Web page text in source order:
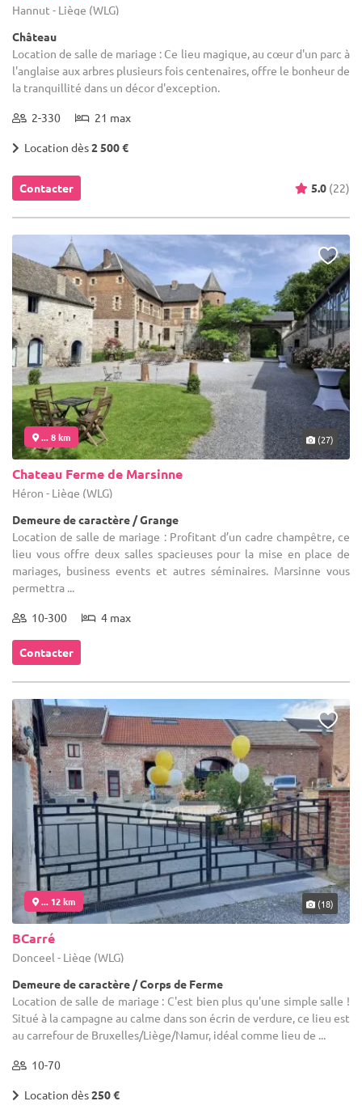
Hannut - Liège (WLG)
Château
Location de salle de mariage : Ce lieu magique, au cœur d'un parc à
l'anglaise aux arbres plusieurs fois centenaires, offre le bonheur de
la tranquillité dans un décor d'exception.
2-330 21 max
Location dès2 500 €
Contacter 5.0 (22)
... 8 km (27)
Chateau Ferme de Marsinne
Héron - Liège (WLG)
Demeure de caractère / Grange
Location de salle de mariage : Profitant d’un cadre champêtre, ce
lieu vous offre deux salles spacieuses pour la mise en place de
mariages, business events et autres séminaires. Marsinne vous
permettra ...
10-300 4 max
Contacter
... 12 km (18)
BCarré
Donceel - Liège (WLG)
Demeure de caractère / Corps de Ferme
Location de salle de mariage : C'est bien plus qu'une simple salle !
Situé à la campagne au calme dans son écrin de verdure, ce lieu est
au carrefour de Bruxelles/Liège/Namur, idéal comme lieu de ...
10-70
Location dès250 €